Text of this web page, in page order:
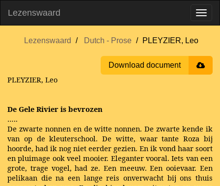
Lezenswaard
Lezenswaard Dutch - Prose PLEYZIER, Leo
Download document
PLEYZIER, Leo
De Gele Rivier is bevrozen
…..
De zwarte nonnen en de witte nonnen. De zwarte kende ik
van op de kleuterschool. De witte, waar tante Roza bij
hoorde, had ik nog niet eerder gezien. En ik vond haar soort
en pluimage ook veel mooier. Eleganter vooral. Iets van een
grote, trage vogel, had ze. Een meeuw. Een ooievaar. Een
pelikaan die na een lange reis onverwacht bij ons thuis